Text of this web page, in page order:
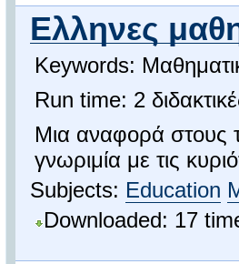
Ελληνες
Keywords:
Run time: 2
Μια αναφορά στους
γνωριμία με τις
Subjects: Education
Downloaded: 17